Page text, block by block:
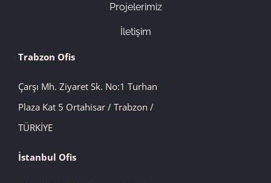
Projelerimiz
İletişim
Trabzon Ofis
Çarşı Mh. Ziyaret Sk. No:1 Turhan
Plaza Kat 5 Ortahisar / Trabzon /
TÜRKİYE
İstanbul Ofis